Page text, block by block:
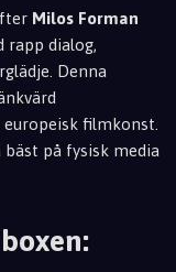
Milos Forman
rapp dialog,
Denna
filmkonst.
på fysisk media